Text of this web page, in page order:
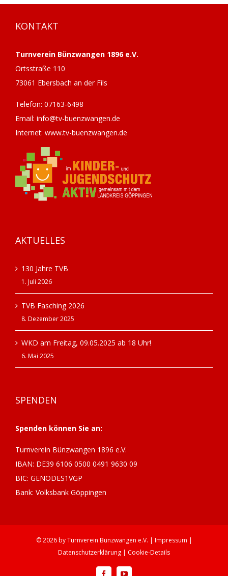
KONTAKT
Turnverein Bünzwangen 1896 e.V.
Ortsstraße 110
73061 Ebersbach an der Fils
Telefon: 07163-6498
Email: info@tv-buenzwangen.de
Internet: www.tv-buenzwangen.de
AKTUELLES
130 Jahre TVB
1. Juli 2026
TVB Fasching 2026
8. Dezember 2025
WKD am Freitag, 09.05.2025 ab 18 Uhr!
6. Mai 2025
SPENDEN
Spenden können Sie an:
Turnverein Bünzwangen 1896 e.V.
IBAN: DE39 6106 0500 0491 9630 09
BIC: GENODES1VGP
Bank: Volksbank Göppingen
©2026 byTurnverein Bünzwangen e.V. | Impressum |
Datenschutzerklärung | Cookie-Details
FacebookYouTube